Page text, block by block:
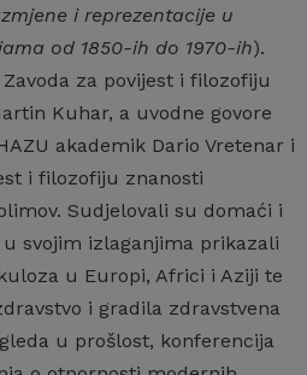
i reprezentacije u
od 1850-ih do 1970-ih).
za povijest i filozofiju
Kuhar, a uvodne govore
akademik Dario Vretenar i
i filozofiju znanosti
Sudjelovali su domaći i
svojim izlaganjima prikazali
u Europi, Africi i Aziji te
i gradila zdravstvena
u prošlost, konferencija